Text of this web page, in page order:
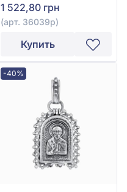
1 522,80 грн
(арт. 36039р)
Купить
-40%